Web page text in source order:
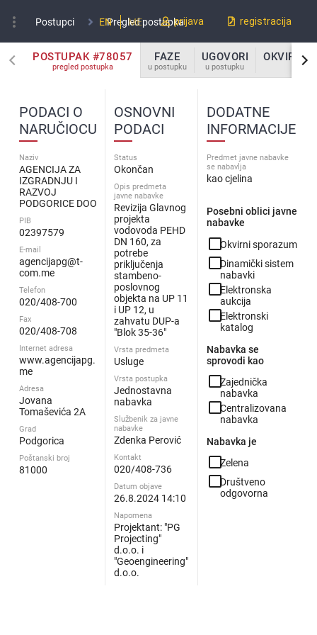
more_vert Postupci Pregled postupka
EN ME prijava registracija
POSTUPAK #78057
pregled postupka
FAZE
u postupku
UGOVORI
u postupku
OKVIRNI
u
OSNOVNI
PODACI
Status
Okončan
Opis predmeta
javne nabavke
Revizija Glavnog
projekta
vodovoda PEHD
DN 160, za
potrebe
priključenja
stambeno-
poslovnog
objekta na UP 11
i UP 12, u
zahvatu DUP-a
"Blok 35-36"
Vrsta predmeta
Usluge
Vrsta postupka
Jednostavna
nabavka
Službenik za javne
nabavke
Zdenka Perović
Kontakt
020/408-736
Datum objave
26.8.2024 14:10
Napomena
Projektant: "PG
Projecting"
d.o.o. i
"Geoengineering"
d.o.o.
DODATNE
INFORMACIJE
Predmet javne nabavke
se nabavlja
kao cjelina
Posebni oblici javne
nabavke
check_box_outline_blankOkvirni sporazum
check_box_outline_blankDinamički sistem
nabavki
check_box_outline_blankElektronska
aukcija
check_box_outline_blankElektronski
katalog
Nabavka se
sprovodi kao
check_box_outline_blankZajednička
nabavka
check_box_outline_blankCentralizovana
nabavka
Nabavka je
check_box_outline_blankZelena
check_box_outline_blankDruštveno
odgovorna
PODACI O
NARUČIOCU
Naziv
AGENCIJA ZA
IZGRADNJU I
RAZVOJ
PODGORICE DOO
PIB
02397579
E-mail
agencijapg@t-
com.me
Telefon
020/408-700
Fax
020/408-708
Internet adresa
www.agencijapg.
me
Adresa
Jovana
Tomaševića 2A
Grad
Podgorica
Poštanski broj
81000